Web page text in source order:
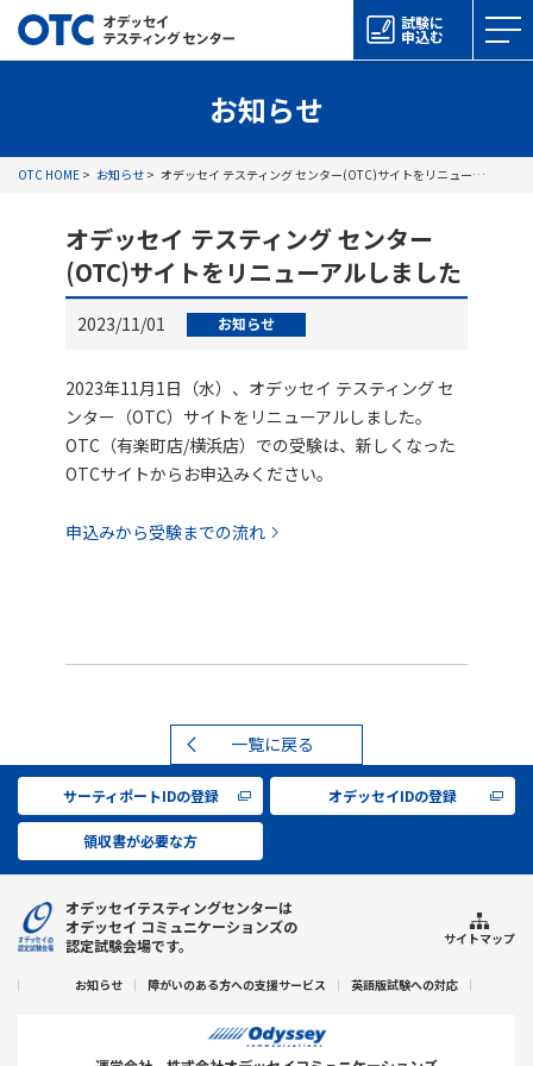
試験に
申込む
お知らせ
OTC HOME お知らせ オデッセイ テスティング センター(OTC)サイトをリニューアルしました
オデッセイ テスティング センター
(OTC)サイトをリニューアルしました
2023/11/01 お知らせ
2023年11月1日（水）、オデッセイ テスティング セ
ンター（OTC）サイトをリニューアルしました。
OTC（有楽町店/横浜店）での受験は、新しくなった
OTCサイトからお申込みください。
申込みから受験までの流れ
一覧に戻る
サーティポートIDの登録 オデッセイIDの登録
領収書が必要な方
オデッセイテスティングセンターは
オデッセイ コミュニケーションズの
認定試験会場です。
お知らせ 障がいのある方への支援サービス 英語版試験への対応
サイトマップ